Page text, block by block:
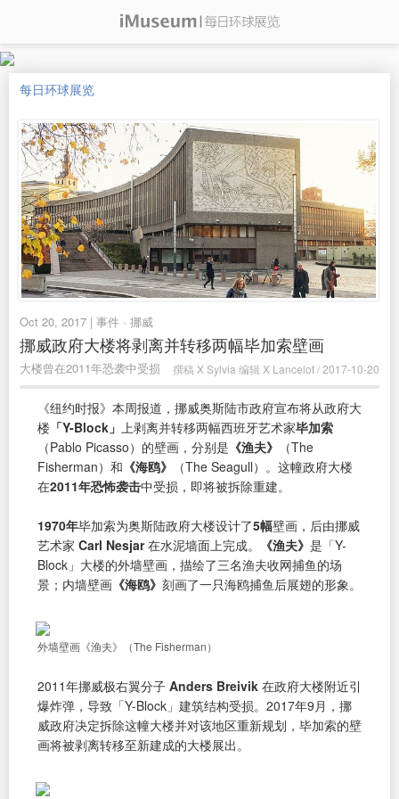
每日环球展览
Oct 20, 2017 | 事件 · 挪威
挪威政府大楼将剥离并转移两幅毕加索壁画
大楼曾在2011年恐袭中受损 撰稿 X Sylvia 编辑 X Lancelot / 2017-10-20
《纽约时报》本周报道，挪威奥斯陆市政府宣布将从政府大
楼 「Y-Block」 上剥离并转移两幅西班牙艺术家毕加索
（Pablo Picasso）的壁画，分别是 《渔夫》
（The
Fisherman）和 《海鸥》
（The Seagull）。这幢政府大楼
在2011年恐怖袭击中受损，即将被拆除重建。
1970年毕加索为奥斯陆政府大楼设计了5幅壁画，后由挪威
艺术家 Carl Nesjar在水泥墙面上完成。 《渔夫》 是「Y-
Block」大楼的外墙壁画，描绘了三名渔夫收网捕鱼的场
景；内墙壁画 《海鸥》 刻画了一只海鸥捕鱼后展翅的形象。
外墙壁画《渔夫》（The Fisherman）
2011年挪威极右翼分子 Anders Breivik 在政府大楼附近引
爆炸弹，导致「Y-Block」建筑结构受损。2017年9月，挪
威政府决定拆除这幢大楼并对该地区重新规划，毕加索的壁
画将被剥离转移至新建成的大楼展出。